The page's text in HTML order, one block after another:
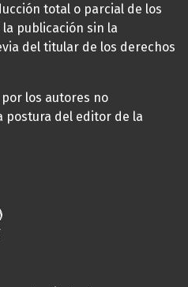
total o parcial de los
publicación sin la
del titular de los derechos
los autores no
postura del editor de la